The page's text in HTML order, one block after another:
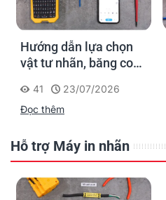
Hướng dẫn lựa chọn
vật tư nhãn, băng co
Supvan G15M Pro
41
23/07/2026
Đọc thêm
Hỗ trợ Máy in nhãn